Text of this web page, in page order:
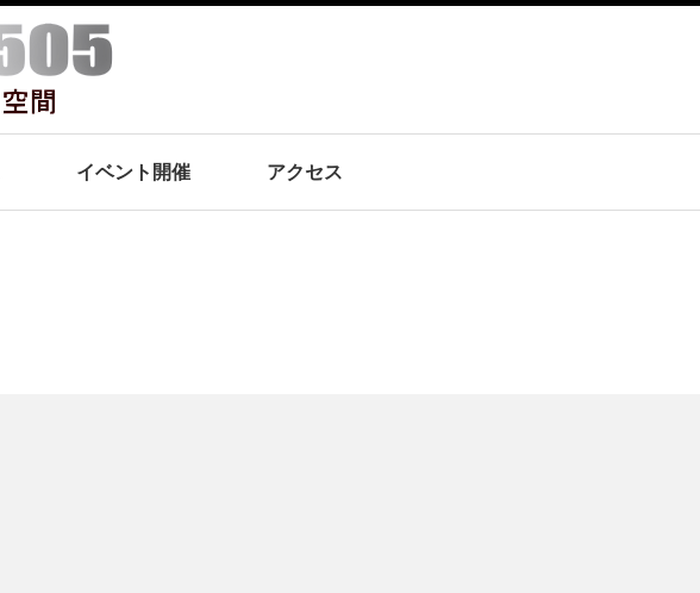
イベント開催 アクセス